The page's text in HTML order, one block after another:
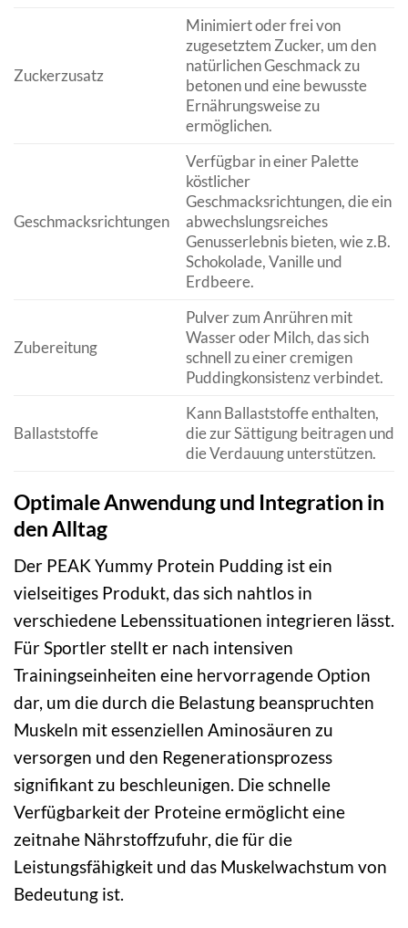
Zuckerzusatz
Minimiert oder frei von
zugesetztem Zucker, um den
natürlichen Geschmack zu
betonen und eine bewusste
Ernährungsweise zu
ermöglichen.
Geschmacksrichtungen
Verfügbar in einer Palette
köstlicher
Geschmacksrichtungen, die ein
abwechslungsreiches
Genusserlebnis bieten, wie z.B.
Schokolade, Vanille und
Erdbeere.
Zubereitung
Pulver zum Anrühren mit
Wasser oder Milch, das sich
schnell zu einer cremigen
Puddingkonsistenz verbindet.
Ballaststoffe
Kann Ballaststoffe enthalten,
die zur Sättigung beitragen und
die Verdauung unterstützen.
Optimale Anwendung und Integration in
den Alltag
Der PEAK Yummy Protein Pudding ist ein
vielseitiges Produkt, das sich nahtlos in
verschiedene Lebenssituationen integrieren lässt.
Für Sportler stellt er nach intensiven
Trainingseinheiten eine hervorragende Option
dar, um die durch die Belastung beanspruchten
Muskeln mit essenziellen Aminosäuren zu
versorgen und den Regenerationsprozess
signifikant zu beschleunigen. Die schnelle
Verfügbarkeit der Proteine ermöglicht eine
zeitnahe Nährstoffzufuhr, die für die
Leistungsfähigkeit und das Muskelwachstum von
Bedeutung ist.